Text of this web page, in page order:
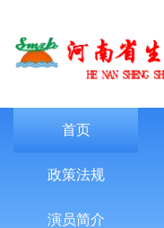
首页
政策法规
演员简介